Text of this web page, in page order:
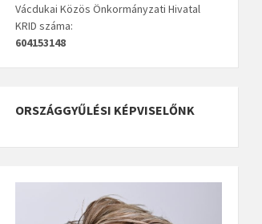
Vácdukai Közös Önkormányzati Hivatal
KRID száma:
604153148
ORSZÁGGYŰLÉSI KÉPVISELŐNK